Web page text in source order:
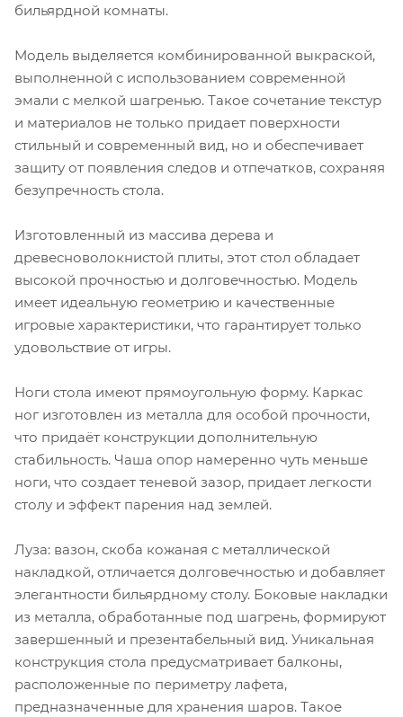
бильярдной комнаты.
Модель выделяется комбинированной выкраской,
выполненной с использованием современной
эмали с мелкой шагренью. Такое сочетание текстур
и материалов не только придает поверхности
стильный и современный вид, но и обеспечивает
защиту от появления следов и отпечатков, сохраняя
безупречность стола.
Изготовленный из массива дерева и
древесноволокнистой плиты, этот стол обладает
высокой прочностью и долговечностью. Модель
имеет идеальную геометрию и качественные
игровые характеристики, что гарантирует только
удовольствие от игры.
Ноги стола имеют прямоугольную форму. Каркас
ног изготовлен из металла для особой прочности,
что придаёт конструкции дополнительную
стабильность. Чаша опор намеренно чуть меньше
ноги, что создает теневой зазор, придает легкости
столу и эффект парения над землей.
Луза: вазон, скоба кожаная с металлической
накладкой, отличается долговечностью и добавляет
элегантности бильярдному столу. Боковые накладки
из металла, обработанные под шагрень, формируют
завершенный и презентабельный вид. Уникальная
конструкция стола предусматривает балконы,
расположенные по периметру лафета,
предназначенные для хранения шаров. Такое